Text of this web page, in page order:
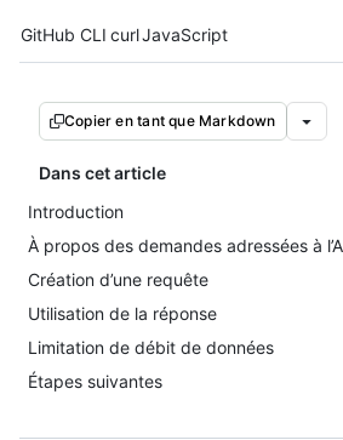
Tool navigation
GitHub CLI curlJavaScript
Copier en tant que Markdown
Dans cet article
Introduction
À propos des demandes adressées à
Création d’une requête
Utilisation de la réponse
Limitation de débit de données
Étapes suivantes